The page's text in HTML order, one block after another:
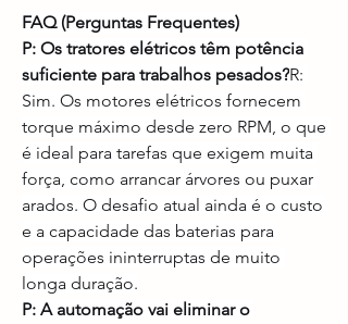
FAQ (Perguntas Frequentes)
P: Os tratores elétricos têm potência
suficiente para trabalhos pesados?R:
Sim. Os motores elétricos fornecem
torque máximo desde zero RPM, o que
é ideal para tarefas que exigem muita
força, como arrancar árvores ou puxar
arados. O desafio atual ainda é o custo
e a capacidade das baterias para
operações ininterruptas de muito
longa duração.
P: A automação vai eliminar o